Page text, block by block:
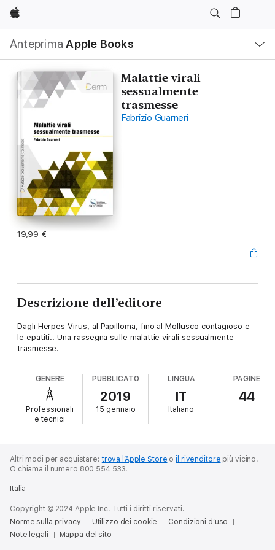
Apple
Anteprima Apple Books
locale
Apri
Menu
Malattie virali
sessualmente
trasmesse
Fabrizio Guarneri
19,99 €
Descrizione dell’editore
Dagli Herpes Virus, al Papilloma, fino al Mollusco contagioso e
le epatiti.. Una rassegna sulle malattie virali sessualmente
trasmesse.
GENERE
Professionali
e tecnici
PUBBLICATO
2019
15 gennaio
LINGUA
IT
Italiano
PAGINE
44
Altri modi per acquistare:trova l’Apple Store oil rivenditore più vicino.
O chiama il numero 800 554 533.
Italia
Copyright © 2024 Apple Inc. Tutti i diritti riservati.
Norme sulla privacy
Utilizzo dei cookie
Condizioni d’uso
Note legali
Mappa del sito